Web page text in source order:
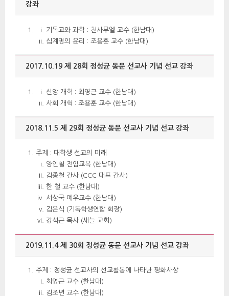
강좌
기독교와 과학 : 천사무엘 교수 (한남대)
십계명의 윤리 : 조용훈 교수 (한남대)
2017.10.19 제 28회 정성균 동문 선교사 기념 선교 강좌
신앙 개혁 : 최영근 교수 (한남대)
사회 개혁 : 조용훈 교수 (한남대)
2018.11.5 제 29회 정성균 동문 선교사 기념 선교 강좌
주제 : 대학생 선교의 미래
양인철 전임교목 (한남대)
김종철 간사 (CCC 대표 간사)
한 철 교수 (한남대)
서상국 예우교수 (한남대)
김은식 (기독학생연합 회장)
강석근 목사 (새늘 교회)
2019.11.4 제 30회 정성균 동문 선교사 기념 선교 강좌
주제 : 정성균 선교사의 선교활동에 나타난 평화사상
최영근 교수 (한남대)
김조년 교수 (한남대)